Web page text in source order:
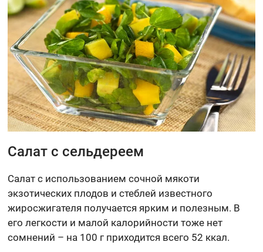
Салат с сельдереем
Салат с использованием сочной мякоти
экзотических плодов и стеблей известного
жиросжигателя получается ярким и полезным. В
его легкости и малой калорийности тоже нет
сомнений – на 100 г приходится всего 52 ккал.